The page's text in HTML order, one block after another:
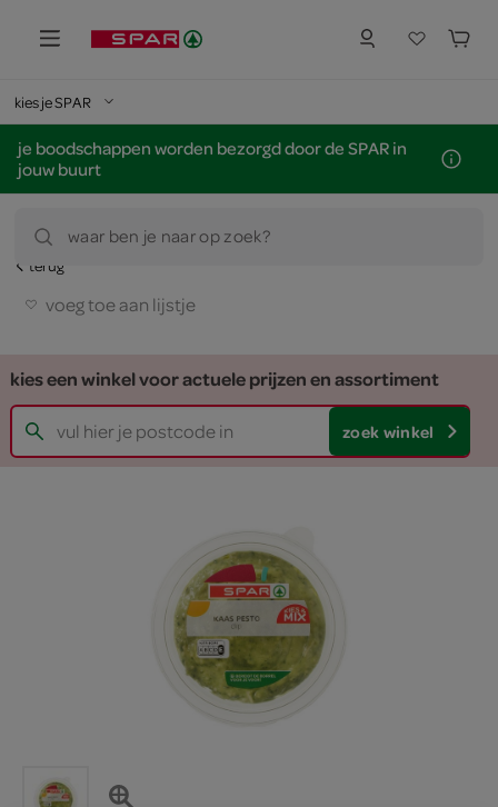
kies je SPAR
je boodschappen worden bezorgd door de SPAR in
jouw buurt
waar ben je naar op zoek?
terug
voeg toe aan lijstje
kies een winkel voor actuele prijzen en assortiment
zoek winkel